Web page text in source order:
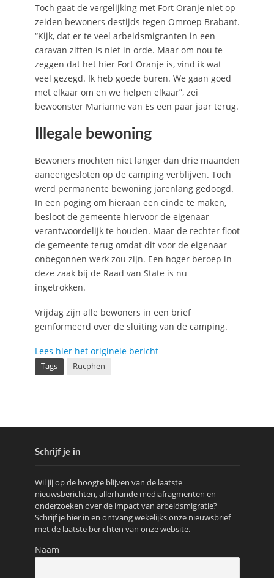
Toch gaat de vergelijking met Fort Oranje niet op
zeiden bewoners destijds tegen Omroep Brabant.
“Kijk, dat er te veel arbeidsmigranten in een
caravan zitten is niet in orde. Maar om nou te
zeggen dat het hier Fort Oranje is, vind ik wat
veel gezegd. Ik heb goede buren. We gaan goed
met elkaar om en we helpen elkaar”, zei
bewoonster Marianne van Es een paar jaar terug.
Illegale bewoning
Bewoners mochten niet langer dan drie maanden
aaneengesloten op de camping verblijven. Toch
werd permanente bewoning jarenlang gedoogd.
In een poging om hieraan een einde te maken,
besloot de gemeente hiervoor de eigenaar
verantwoordelijk te houden. Maar de rechter floot
de gemeente terug omdat dit voor de eigenaar
onbegonnen werk zou zijn. Een hoger beroep in
deze zaak bij de Raad van State is nu
ingetrokken.
Vrijdag zijn alle bewoners in een brief
geïnformeerd over de sluiting van de camping.
Lees hier het originele bericht
Tags Rucphen
Schrijf je in
Wil jij op de hoogte blijven van de laatste
nieuwsberichten, allerhande mediafragmenten en
onderzoeken over de impact van arbeidsmigratie?
Schrijf je hier in en ontvang wekelijks onze nieuwsbrief
met de laatste berichten van onze website.
Naam